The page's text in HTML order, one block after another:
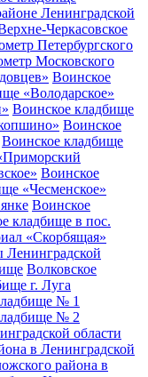
Ленинградской
Черкасовское
Петербургского
Московского
Воинское
«Володарское»
Воинское кладбище
Воинское
Воинское кладбище
Воинское
«Чесменское»
Воинское
кладбище в пос.
«Скорбящая»
Волковское
г. Луга
№ 1
№ 2
области
в Ленинградской
района в